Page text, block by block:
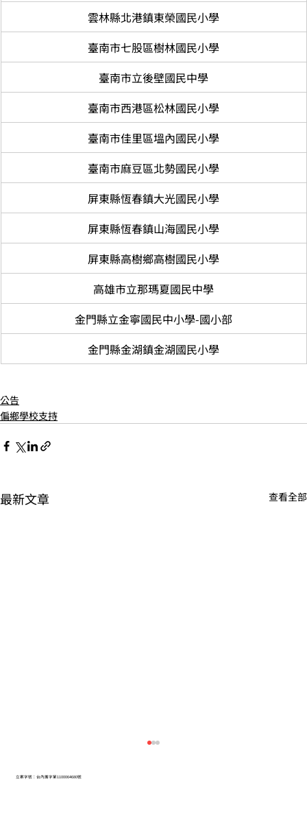
雲林縣北港鎮東榮國民小學
臺南市七股區樹林國民小學
臺南市立後壁國民中學
臺南市西港區松林國民小學
臺南市佳里區塭內國民小學
臺南市麻豆區北勢國民小學
屏東縣恆春鎮大光國民小學
屏東縣恆春鎮山海國民小學
屏東縣高樹鄉高樹國民小學
高雄市立那瑪夏國民中學
金門縣立金寧國民中小學-國小部
金門縣金湖鎮金湖國民小學
公告
偏鄉學校支持
最新文章 查看全部
立案字號：台內團字第1100064680號